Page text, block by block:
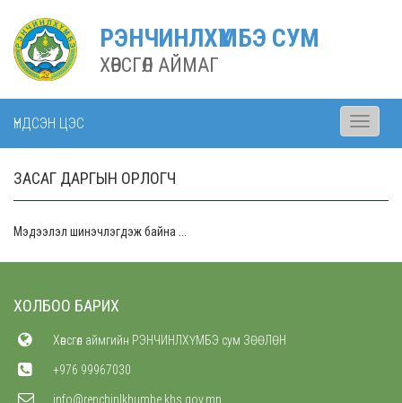
РЭНЧИНЛХҮМБЭ СУМ
ХӨВСГӨЛ АЙМАГ
ҮНДСЭН ЦЭС
Toggle
ЗАСАГ ДАРГЫН ОРЛОГЧ
Мэдээлэл шинэчлэгдэж байна ...
ХОЛБОО БАРИХ
Хөвсгөл аймгийн РЭНЧИНЛХҮМБЭ сум ЗӨӨЛӨН
+976 99967030
info@renchinlkhumbe.khs.gov.mn